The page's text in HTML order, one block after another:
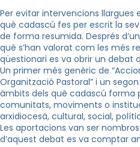
Per evitar intervencions llargues
què cadascú fes per escrit la
de forma resumida. Després
què s’han valorat com les més
qüestionari es va obrir un debat
Un primer més genèric de
Organització Pastoral” i un
àmbits dels què cadascú forma
comunitats, moviments o
arxidiocesà, cultural, social,
Les aportacions van ser
d’aquest debat es va comptar